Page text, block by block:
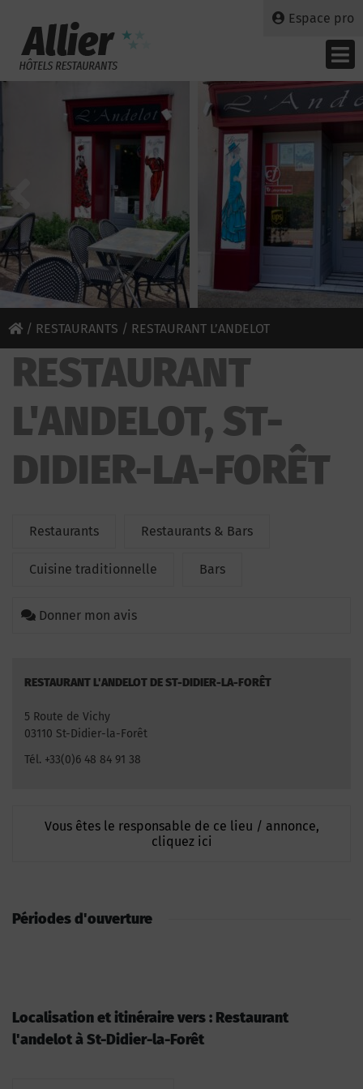
Espace pro
/ RESTAURANTS / RESTAURANT L’ANDELOT
RESTAURANT
L'ANDELOT, ST-
DIDIER-LA-FORÊT
Restaurants Restaurants & Bars
Cuisine traditionnelle Bars
Donner mon avis
RESTAURANT L'ANDELOT DE ST-DIDIER-LA-FORÊT
5 Route de Vichy
03110 St-Didier-la-Forêt
Tél. +33(0)6 48 84 91 38
Vous êtes le responsable de ce lieu / annonce,
cliquez ici
Périodes d'ouverture
Localisation et itinéraire vers : Restaurant
l'andelot à St-Didier-la-Forêt